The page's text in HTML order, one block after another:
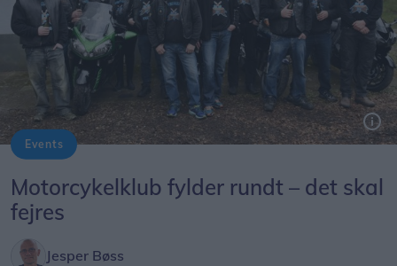
Events
Motorcykelklub fylder rundt – det skal
fejres
Jesper Bøss